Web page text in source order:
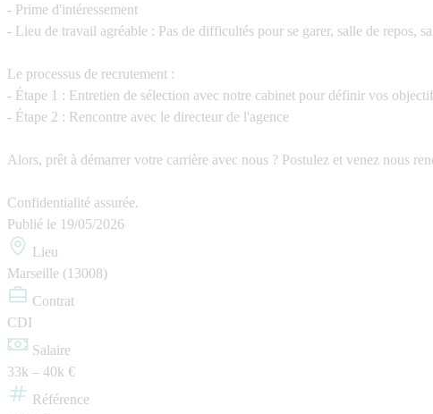
- Prime d'intéressement
- Lieu de travail agréable : Pas de difficultés pour se garer, salle de repos,
Le processus de recrutement :
- Étape 1 : Entretien de sélection avec notre cabinet pour définir vos
- Étape 2 : Rencontre avec le directeur de l'agence
Alors, prêt à démarrer votre carrière avec nous ? Postulez et venez nous
Confidentialité assurée.
Publié le 19/05/2026
Lieu
Marseille (13008)
Contrat
CDI
Salaire
33k – 40k €
Référence